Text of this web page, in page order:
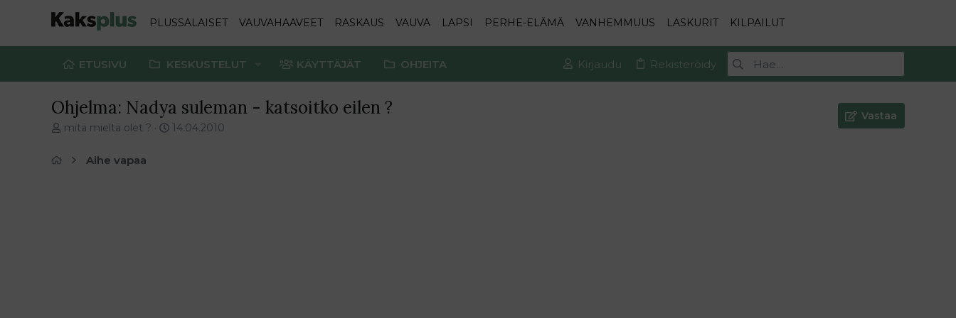
PLUSSALAISET VAUVAHAAVEET RASKAUS VAUVA LAPSI PERHE-ELÄMÄ VANHEMMUUS LASKURIT KILPAILUT
ETUSIVU KESKUSTELUT KÄYTTÄJÄT OHJEITA Kirjaudu Rekisteröidy
Ohjelma: Nadya suleman - katsoitko eilen ?
V
mitä mieltä olet ?
E
14.04.2010
Vastaa
Aihe vapaa